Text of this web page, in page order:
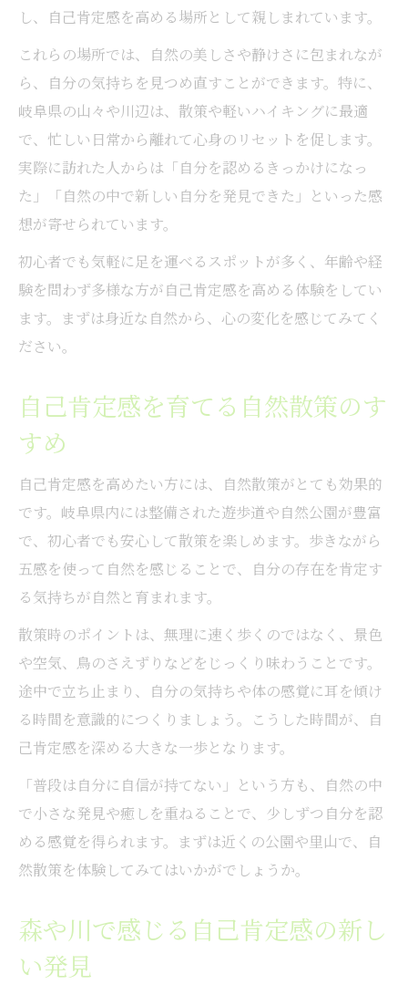
し、自己肯定感を高める場所として親しまれています。
これらの場所では、自然の美しさや静けさに包まれなが
ら、自分の気持ちを見つめ直すことができます。特に、
岐阜県の山々や川辺は、散策や軽いハイキングに最適
で、忙しい日常から離れて心身のリセットを促します。
実際に訪れた人からは「自分を認めるきっかけになっ
た」「自然の中で新しい自分を発見できた」といった感
想が寄せられています。
初心者でも気軽に足を運べるスポットが多く、年齢や経
験を問わず多様な方が自己肯定感を高める体験をしてい
ます。まずは身近な自然から、心の変化を感じてみてく
ださい。
自己肯定感を育てる自然散策のす
すめ
自己肯定感を高めたい方には、自然散策がとても効果的
です。岐阜県内には整備された遊歩道や自然公園が豊富
で、初心者でも安心して散策を楽しめます。歩きながら
五感を使って自然を感じることで、自分の存在を肯定す
る気持ちが自然と育まれます。
散策時のポイントは、無理に速く歩くのではなく、景色
や空気、鳥のさえずりなどをじっくり味わうことです。
途中で立ち止まり、自分の気持ちや体の感覚に耳を傾け
る時間を意識的につくりましょう。こうした時間が、自
己肯定感を深める大きな一歩となります。
「普段は自分に自信が持てない」という方も、自然の中
で小さな発見や癒しを重ねることで、少しずつ自分を認
める感覚を得られます。まずは近くの公園や里山で、自
然散策を体験してみてはいかがでしょうか。
森や川で感じる自己肯定感の新し
い発見